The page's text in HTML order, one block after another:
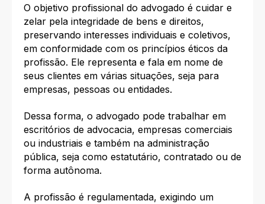
O objetivo profissional do advogado é cuidar e
zelar pela integridade de bens e direitos,
preservando interesses individuais e coletivos,
em conformidade com os princípios éticos da
profissão. Ele representa e fala em nome de
seus clientes em várias situações, seja para
empresas, pessoas ou entidades.
Dessa forma, o advogado pode trabalhar em
escritórios de advocacia, empresas comerciais
ou industriais e também na administração
pública, seja como estatutário, contratado ou de
forma autônoma.
A profissão é regulamentada, exigindo um